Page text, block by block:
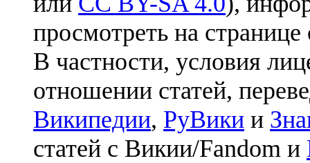
просмотреть на
В частности, условия
отношении статей,
Википедии, РуВики и
статей с Викии/Fandom и